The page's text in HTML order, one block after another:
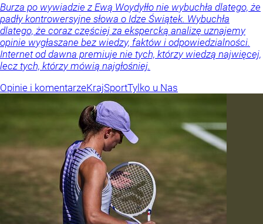
Burza po wywiadzie z Ewą Woydyłło nie wybuchła dlatego, że
padły kontrowersyjne słowa o Idze Świątek. Wybuchła
dlatego, że coraz częściej za ekspercką analizę uznajemy
opinie wygłaszane bez wiedzy, faktów i odpowiedzialności.
Internet od dawna premiuje nie tych, którzy wiedzą najwięcej,
lecz tych, którzy mówią najgłośniej.
Opinie i komentarzeKrajSportTylko u Nas